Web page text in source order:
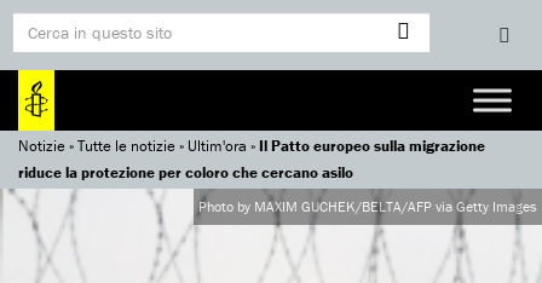
Notizie»Tutte le notizie» Ultim'ora »Il Patto europeo sulla migrazione
riduce la protezione per coloro che cercano asilo
Photo by MAXIM GUCHEK/BELTA/AFP via Getty Images